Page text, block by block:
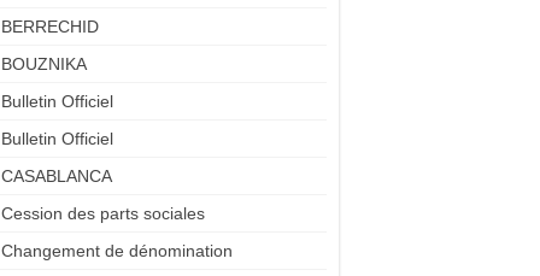
BERRECHID
BOUZNIKA
Bulletin Officiel
Bulletin Officiel
CASABLANCA
Cession des parts sociales
Changement de dénomination